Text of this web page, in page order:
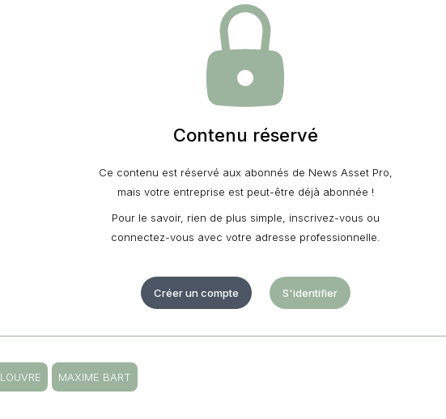
Contenu réservé
Ce contenu est réservé aux abonnés de News Asset Pro,
mais votre entreprise est peut-être déjà abonnée !
Pour le savoir, rien de plus simple, inscrivez-vous ou
connectez-vous avec votre adresse professionnelle.
Créer un compte S'identifier
LOUVRE MAXIME BART